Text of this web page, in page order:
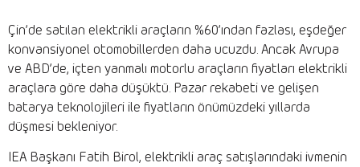
Çin’de satılan elektrikli araçların %60’ından fazlası, eşdeğer
konvansiyonel otomobillerden daha ucuzdu. Ancak Avrupa
ve ABD’de, içten yanmalı motorlu araçların fiyatları elektrikli
araçlara göre daha düşüktü. Pazar rekabeti ve gelişen
batarya teknolojileri ile fiyatların önümüzdeki yıllarda
düşmesi bekleniyor.
IEA Başkanı Fatih Birol, elektrikli araç satışlarındaki ivmenin